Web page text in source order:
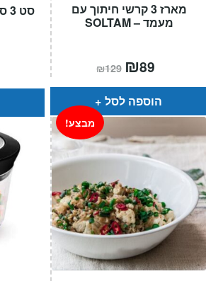
סט 3 סכינים מבית ARCOS
הוא:
מארז 3 קרשי חיתוך עם
מעמד – SOLTAM
₪129 המחיר
המקורי
היה:
₪129.
₪89
הוא:
הוספה לסל
מבצע!